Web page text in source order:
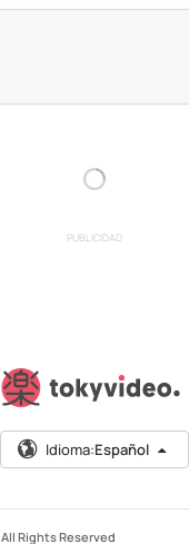
PUBLICIDAD
Idioma:Español
All Rights Reserved